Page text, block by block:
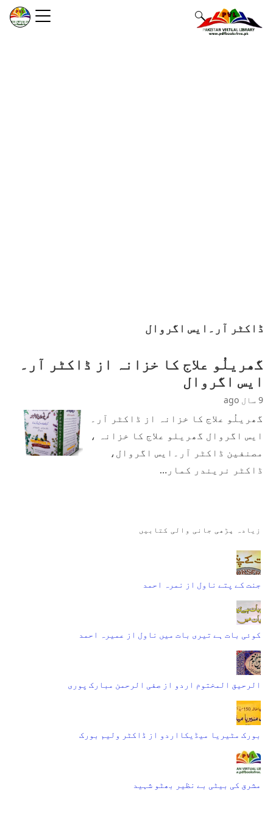
ڈاکٹر آر۔ایس اگروال
گھریلُو علاج کا خزانہ از ڈاکٹر آر۔
ایس اگروال
9 سال ago
گھریلُو علاج کا خزانہ از ڈاکٹر آر۔
ایس اگروال گھریلو علاج کا خزانہ ،
مصنفین ڈاکٹر آر۔ایس اگروال،
ڈاکٹر نریندر کمار…
زیادہ پڑھی جانی والی کتابیں
جنت کے پتے ناول از نمرہ احمد
کوئی بات ہے تیری بات میں ناول از عمیرہ احمد
الرحیق المختوم اردو از صفی الرحمن مبارک پوری
بورک مٹیریا میڈیکااردو از ڈاکٹر ولیم بورک
مشرق کی بیٹی بے نظیر بھٹو شہید